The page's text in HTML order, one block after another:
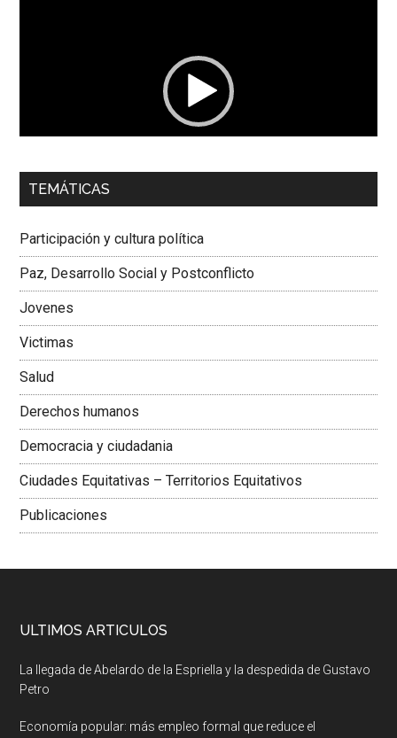
00:00 01:04
Dra. Carolina Corcho Mejía,Presidenta Corporación
Colombiana
TEMÁTICAS
Participación y cultura política
Paz, Desarrollo Social y Postconflicto
Jovenes
Victimas
Salud
Derechos humanos
Democracia y ciudadania
Ciudades Equitativas – Territorios Equitativos
Publicaciones
ULTIMOS ARTICULOS
La llegada de Abelardo de la Espriella y la despedida de Gustavo
Petro
Economía popular: más empleo formal que reduce el